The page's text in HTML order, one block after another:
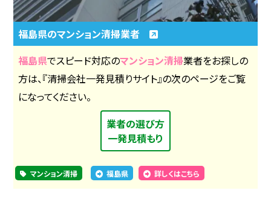
福島県のマンション清掃業者
福島県でスピード対応のマンション清掃業者をお探しの
方は、『清掃会社一発見積りサイト』の次のページをご覧
になってください。
業者の選び方
一発見積もり
マンション清掃 福島県 詳しくはこちら